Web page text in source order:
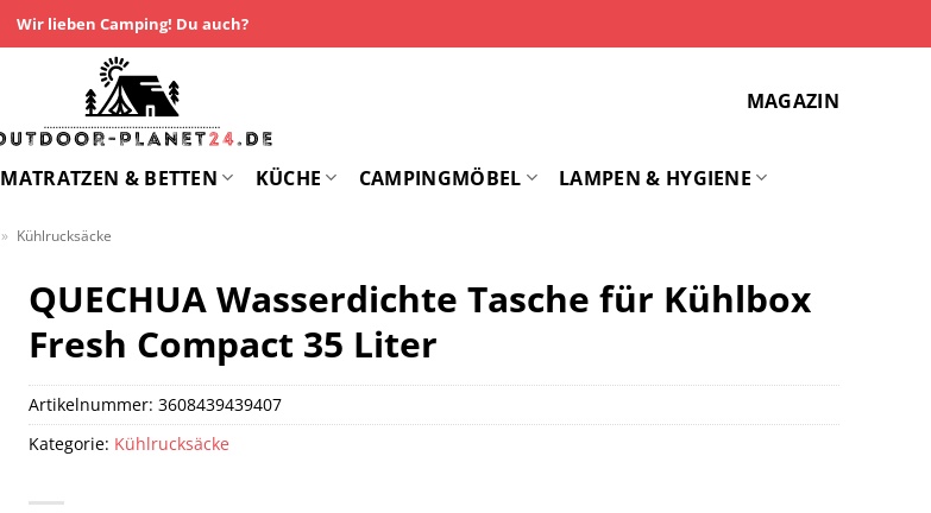
Wir lieben Camping! Du auch?
MAGAZIN
MATRATZEN & BETTEN KÜCHE CAMPINGMÖBEL LAMPEN & HYGIENE
» Kühlrucksäcke
QUECHUA Wasserdichte Tasche für Kühlbox
Fresh Compact 35 Liter
Artikelnummer:3608439439407
Kategorie: Kühlrucksäcke